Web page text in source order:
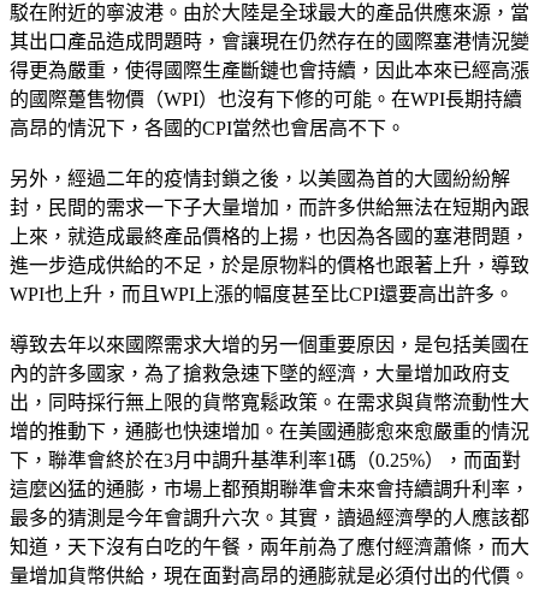
駁在附近的寧波港。由於大陸是全球最大的產品供應來源，當
其出口產品造成問題時，會讓現在仍然存在的國際塞港情況變
得更為嚴重，使得國際生產斷鏈也會持續，因此本來已經高漲
的國際躉售物價（WPI）也沒有下修的可能。在WPI長期持續
高昂的情況下，各國的CPI當然也會居高不下。
另外，經過二年的疫情封鎖之後，以美國為首的大國紛紛解
封，民間的需求一下子大量增加，而許多供給無法在短期內跟
上來，就造成最終產品價格的上揚，也因為各國的塞港問題，
進一步造成供給的不足，於是原物料的價格也跟著上升，導致
WPI也上升，而且WPI上漲的幅度甚至比CPI還要高出許多。
導致去年以來國際需求大增的另一個重要原因，是包括美國在
內的許多國家，為了搶救急速下墜的經濟，大量增加政府支
出，同時採行無上限的貨幣寬鬆政策。在需求與貨幣流動性大
增的推動下，通膨也快速增加。在美國通膨愈來愈嚴重的情況
下，聯準會終於在3月中調升基準利率1碼（0.25%），而面對
這麼凶猛的通膨，市場上都預期聯準會未來會持續調升利率，
最多的猜測是今年會調升六次。其實，讀過經濟學的人應該都
知道，天下沒有白吃的午餐，兩年前為了應付經濟蕭條，而大
量增加貨幣供給，現在面對高昂的通膨就是必須付出的代價。